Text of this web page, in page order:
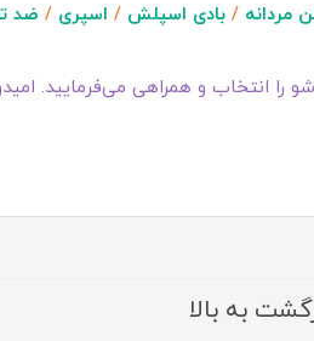
مردانه / بادی اسپلش / اسپری / ضد
انتخاب و همراهی می‌فرمایید.
به بالا